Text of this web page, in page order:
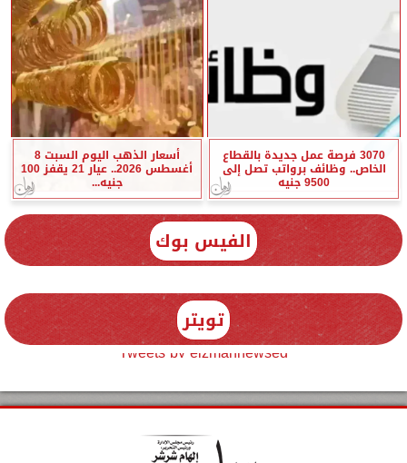
3070 فرصة عمل جديدة بالقطاع
الخاص.. وظائف برواتب تصل إلى
9500 جنيه
أسعار الذهب اليوم السبت 8
أغسطس 2026.. عيار 21 يقفز 100
جنيه...
الفيس بوك
تويتر
Tweets by elzmannewseg